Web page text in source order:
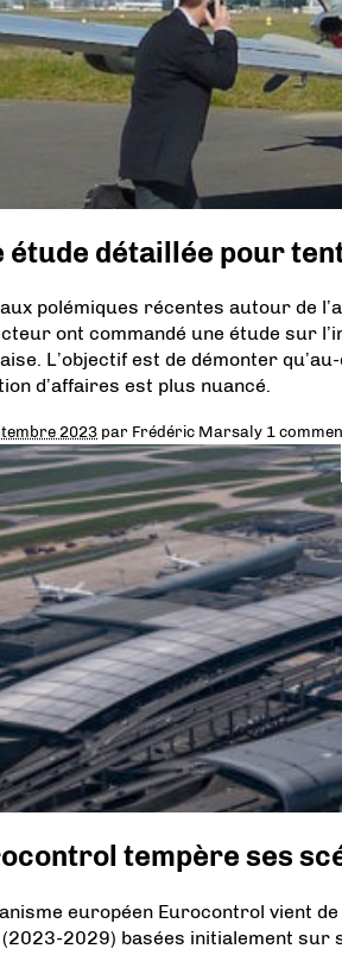
étude détaillée pour
polémiques récentes autour de
ont commandé une étude sur
L’objectif est de démonter
d’affaires est plus nuancé.
2023 par Frédéric Marsaly 1
tempère ses
européen Eurocontrol vient
2029) basées initialement sur